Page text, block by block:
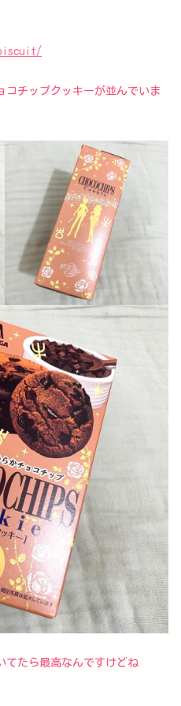
コチップクッキーが並んでいま
てたら最高なんですけどね